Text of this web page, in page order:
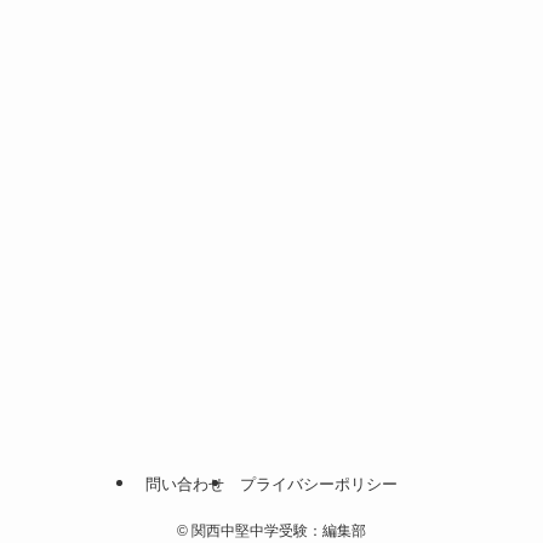
問い合わせ プライバシーポリシー
© 関西中堅中学受験：編集部